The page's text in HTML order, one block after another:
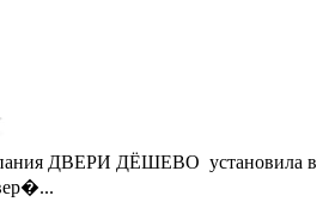
ДВЕРИ ДЁШЕВО установила в